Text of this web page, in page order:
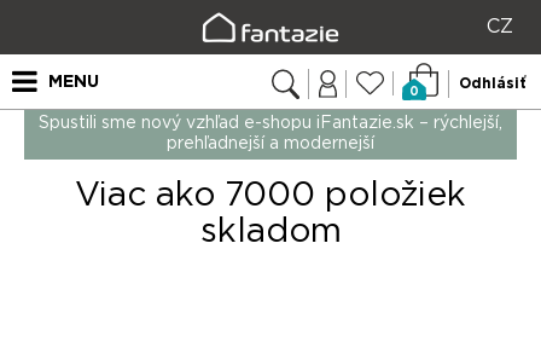
CZ
MENU
0
Odhlásiť
Spustili sme nový vzhľad e-shopu iFantazie.sk – rýchlejší,
prehľadnejší a modernejší
Viac ako 7000 položiek
skladom